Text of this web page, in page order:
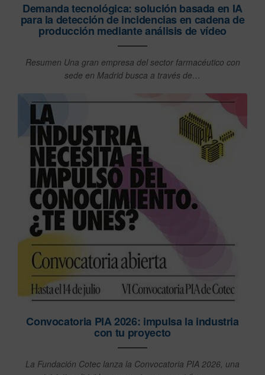
Demanda tecnológica: solución basada en IA
para la detección de incidencias en cadena de
producción mediante análisis de vídeo
Resumen Una gran empresa del sector farmacéutico con
sede en Madrid busca a través de…
Convocatoria PIA 2026: impulsa la industria
con tu proyecto
La Fundación Cotec lanza la Convocatoria PIA 2026, una